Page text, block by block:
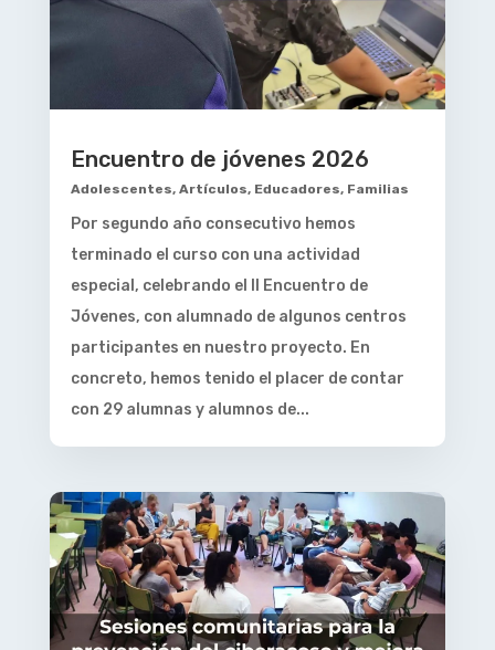
Encuentro de jóvenes 2026
Adolescentes, Artículos, Educadores, Familias
Por segundo año consecutivo hemos
terminado el curso con una actividad
especial, celebrando el II Encuentro de
Jóvenes, con alumnado de algunos centros
participantes en nuestro proyecto. En
concreto, hemos tenido el placer de contar
con 29 alumnas y alumnos de...